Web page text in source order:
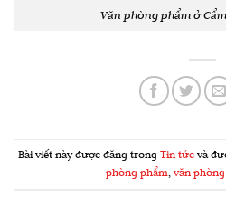
Văn phòng phẩm ở
Bài viết này được đăng trong Tin tứcvà
phòng phẩm, văn